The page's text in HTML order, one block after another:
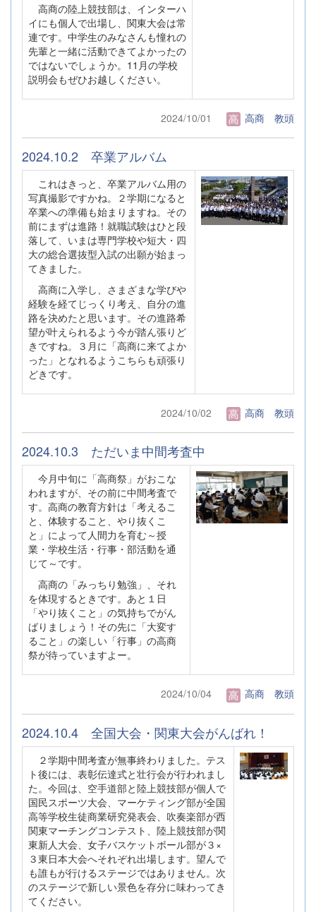
高商の陸上競技部は、インターハ
イにも個人で出場し、関東大会は常
連です。中学生のみなさんも憧れの
先輩と一緒に活動できてよかったの
ではないでしょうか。11月の学校
説明会もぜひお越しください。
2024/10/01 高商 教頭
2024.10.2 卒業アルバム
これはきっと、卒業アルバム用の
写真撮影ですかね。２学期になると
卒業への準備も始まりますね。その
前にまずは進路！就職試験はひと段
落して、いまは専門学校や短大・四
大の総合選抜型入試の出願が始まっ
てきました。
高商に入学し、さまざまな学びや
経験を経てじっくり考え、自分の進
路を決めたと思います。その進路希
望が叶えられるよう今が踏ん張りど
きですね。３月に「高商に来てよか
った」となれるようこちらも頑張り
どきです。
2024/10/02 高商 教頭
2024.10.3 ただいま中間考査中
今月中旬に「高商祭」がおこな
われますが、その前に中間考査で
す。高商の教育方針は「考えるこ
と、体験すること、やり抜くこ
と」によって人間力を育む～授
業・学校生活・行事・部活動を通
じて～です。
高商の「みっちり勉強」、それ
を体現するときです。あと１日
「やり抜くこと」の気持ちでがん
ばりましょう！その先に「大変す
ること」の楽しい「行事」の高商
祭が待っていますよー。
2024/10/04 高商 教頭
2024.10.4 全国大会・関東大会がんばれ！
２学期中間考査が無事終わりました。テス
ト後には、表彰伝達式と壮行会が行われまし
た。今回は、空手道部と陸上競技部が個人で
国民スポーツ大会、マーケティング部が全国
高等学校生徒商業研究発表会、吹奏楽部が西
関東マーチングコンテスト、陸上競技部が関
東新人大会、女子バスケットボール部が３×
３東日本大会へそれぞれ出場します。望んで
も誰もが行けるステージではありません。次
のステージで新しい景色を存分に味わってき
てください。